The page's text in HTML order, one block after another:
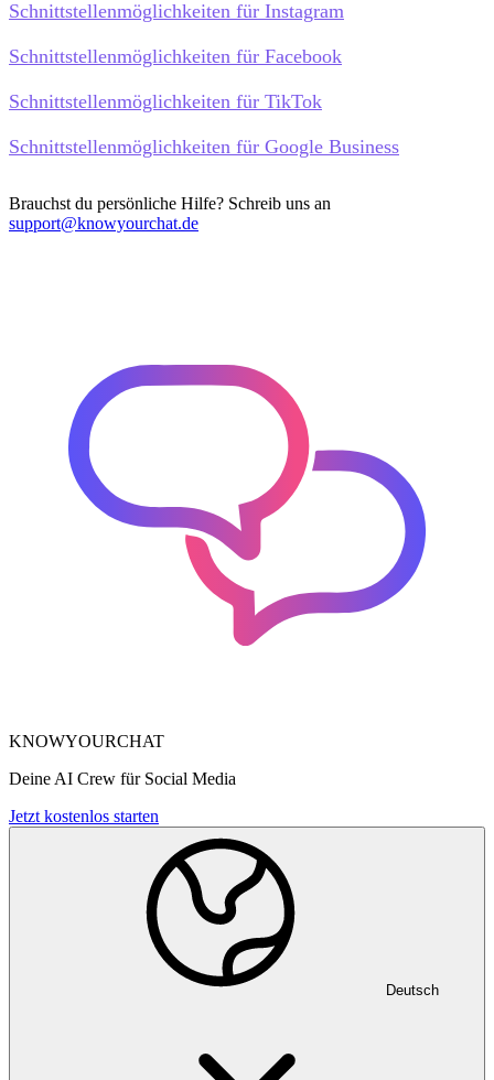
Schnittstellenmöglichkeiten für Instagram
Schnittstellenmöglichkeiten für Facebook
Schnittstellenmöglichkeiten für TikTok
Schnittstellenmöglichkeiten für Google Business
Brauchst du persönliche Hilfe? Schreib uns an
support@knowyourchat.de
KNOWYOURCHAT
Deine AI Crew für Social Media
Jetzt kostenlos starten
Deutsch